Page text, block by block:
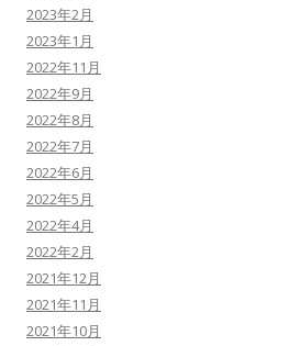
2023年2月
2023年1月
2022年11月
2022年9月
2022年8月
2022年7月
2022年6月
2022年5月
2022年4月
2022年2月
2021年12月
2021年11月
2021年10月